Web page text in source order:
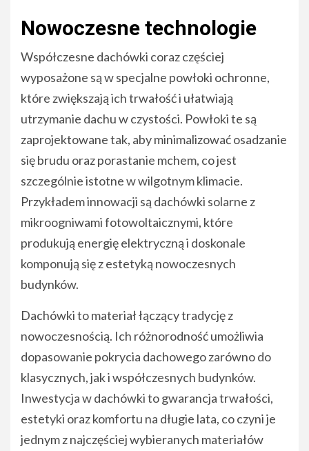
Nowoczesne technologie
Współczesne dachówki coraz częściej
wyposażone są w specjalne powłoki ochronne,
które zwiększają ich trwałość i ułatwiają
utrzymanie dachu w czystości. Powłoki te są
zaprojektowane tak, aby minimalizować osadzanie
się brudu oraz porastanie mchem, co jest
szczególnie istotne w wilgotnym klimacie.
Przykładem innowacji są dachówki solarne z
mikroogniwami fotowoltaicznymi, które
produkują energię elektryczną i doskonale
komponują się z estetyką nowoczesnych
budynków.
Dachówki to materiał łączący tradycję z
nowoczesnością. Ich różnorodność umożliwia
dopasowanie pokrycia dachowego zarówno do
klasycznych, jak i współczesnych budynków.
Inwestycja w dachówki to gwarancja trwałości,
estetyki oraz komfortu na długie lata, co czyni je
jednym z najczęściej wybieranych materiałów